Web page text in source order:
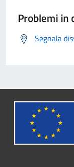
Problemi in
Segnala